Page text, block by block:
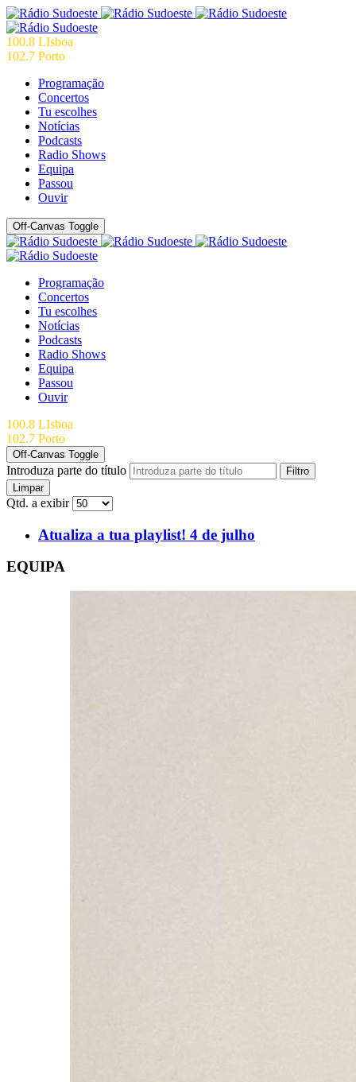
100.8 LIsboa
102.7 Porto
Programação
Concertos
Tu escolhes
Notícias
Podcasts
Radio Shows
Equipa
Passou
Ouvir
Off-Canvas Toggle
Programação
Concertos
Tu escolhes
Notícias
Podcasts
Radio Shows
Equipa
Passou
Ouvir
100.8 LIsboa
102.7 Porto
Off-Canvas Toggle
Introduza parte do título
Filtro
Limpar
Qtd. a exibir
Atualiza a tua playlist! 4 de julho
EQUIPA